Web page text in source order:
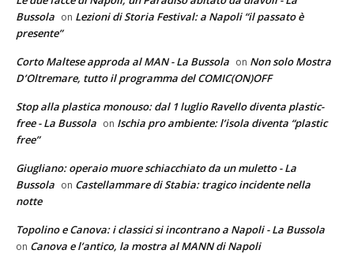
Bussola on Lezioni di Storia Festival: a Napoli “il passato è
presente”
Corto Maltese approda al MAN - La Bussola on Non solo Mostra
D’Oltremare, tutto il programma del COMIC(ON)OFF
Stop alla plastica monouso: dal 1 luglio Ravello diventa plastic-
free - La Bussola on Ischia pro ambiente: l’isola diventa “plastic
free”
Giugliano: operaio muore schiacchiato da un muletto - La
Bussola on Castellammare di Stabia: tragico incidente nella
notte
Topolino e Canova: i classici si incontrano a Napoli - La Bussola
on Canova e l’antico, la mostra al MANN di Napoli